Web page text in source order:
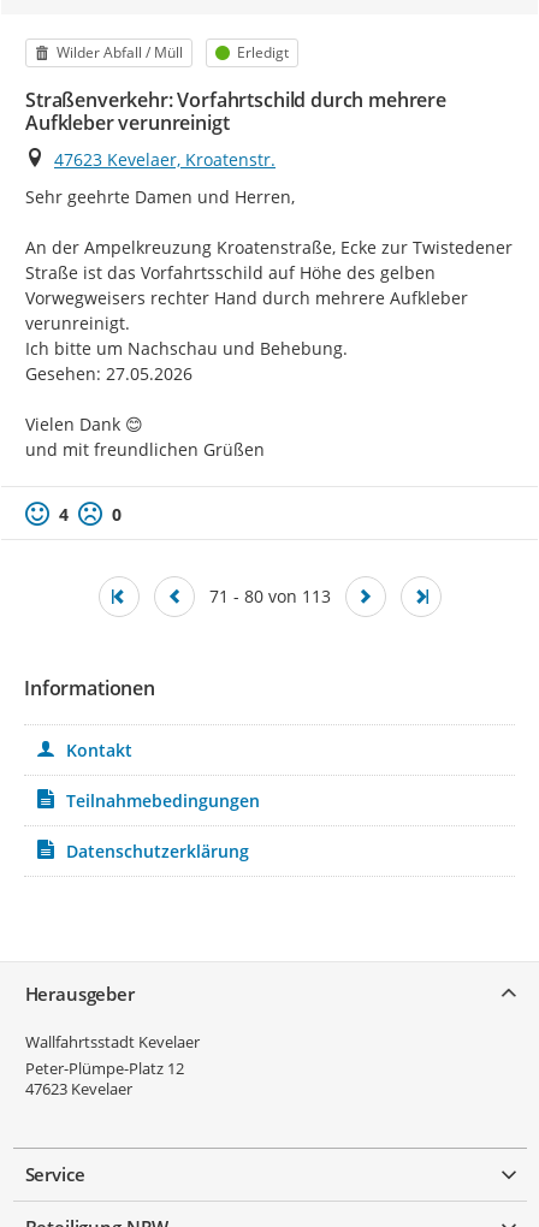
Kategorie
Wilder Abfall / Müll Status
Erledigt
Straßenverkehr: Vorfahrtschild durch mehrere
Aufkleber verunreinigt
Ort
47623 Kevelaer, Kroatenstr.
Sehr geehrte Damen und Herren,
An der Ampelkreuzung Kroatenstraße, Ecke zur Twistedener
Straße ist das Vorfahrtsschild auf Höhe des gelben
Vorwegweisers rechter Hand durch mehrere Aufkleber
verunreinigt.
Ich bitte um Nachschau und Behebung.
Gesehen: 27.05.2026
Vielen Dank 😊
und mit freundlichen Grüßen
4 0
71 - 80 von 113
Informationen
Kontakt
Teilnahmebedingungen
Datenschutzerklärung
Herausgeber
Wallfahrtsstadt Kevelaer
Peter-Plümpe-Platz 12
47623 Kevelaer
Service